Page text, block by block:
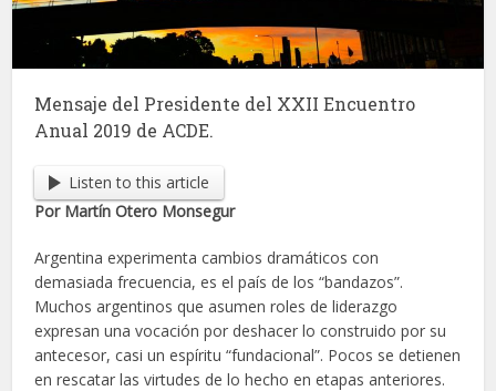
Mensaje del Presidente del XXII Encuentro
Anual 2019 de ACDE.
Listen to this article
Por Martín Otero Monsegur
Argentina experimenta cambios dramáticos con
demasiada frecuencia, es el país de los “bandazos”.
Muchos argentinos que asumen roles de liderazgo
expresan una vocación por deshacer lo construido por su
antecesor, casi un espíritu “fundacional”. Pocos se detienen
en rescatar las virtudes de lo hecho en etapas anteriores.